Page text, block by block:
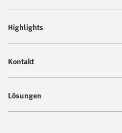
Highlights
Kontakt
Lösungen